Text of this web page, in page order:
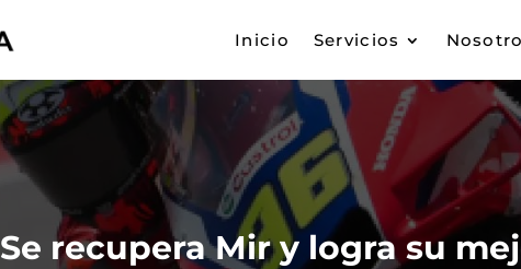
Inicio Servicios
Se recupera Mir y logra su